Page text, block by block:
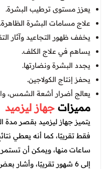
يعزز مستوى ترطيب البشرة.
علاج مسامات البشرة الظاهرة.
يخفف ظهور التجاعيد وآثار
يساهم في علاج الكلف.
يجدد البشرة ونضارتها.
يحفز إنتاج الكولاجين.
يعالج أضرار أشعة الشمس،
مميزات جهاز ليزميد
فقط تقريبًا، كما أنه يعطي
إلى 6 شهور تقريبًا، وأشار